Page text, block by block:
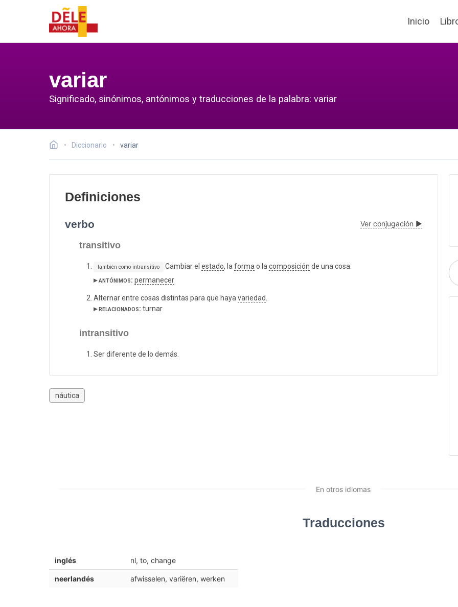
Inicio
variar
Significado, sinónimos, antónimos y traducciones de la palabra: variar
Diccionario variar
Definiciones
verbo Ver conjugación ▶
transitivo
también como intransitivo Cambiar el estado, laformao lacomposición de una cosa.
▸ antónimos: permanecer
Alternar entre cosas distintas para que hayavariedad.
▸ relacionados: turnar
intransitivo
Ser diferente de lo demás.
náutica
En otros idiomas
Traducciones
inglés nl, to, change
neerlandés afwisselen, variëren, werken